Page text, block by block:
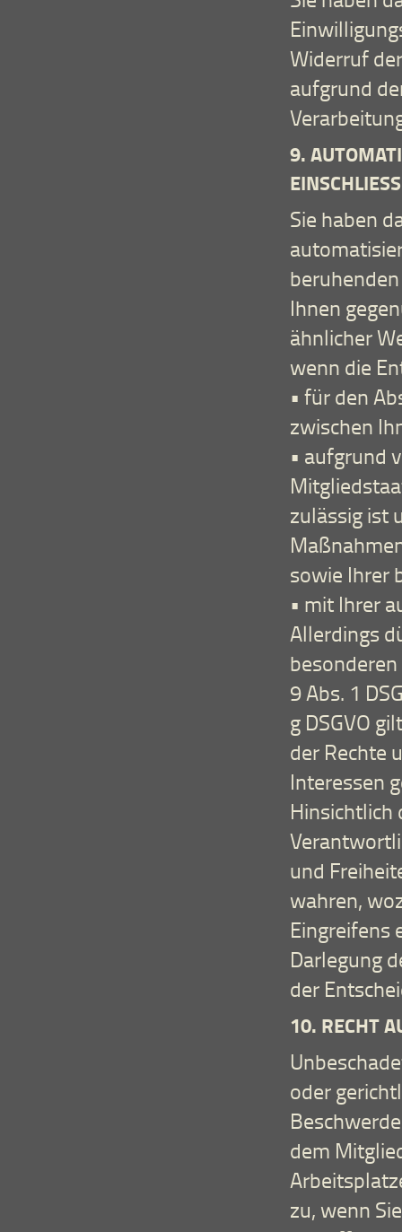
Widerruf
aufgrund
9.
Sie haben
Ihnen
ähnlicher
wenn die
• für den
zwischen
• aufgrund
zulässig ist
sowie Ihrer
• mit Ihrer
Allerdings
9 Abs. 1
g DSGVO
der Rechte
Interessen
Hinsichtlich
und
wahren,
Eingreifens
Darlegung
der
10. RECHT
oder
dem
zu, wenn